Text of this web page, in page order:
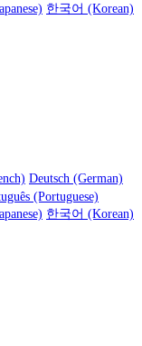
한국어 (Korean)
Deutsch (German)
(Portuguese)
한국어 (Korean)